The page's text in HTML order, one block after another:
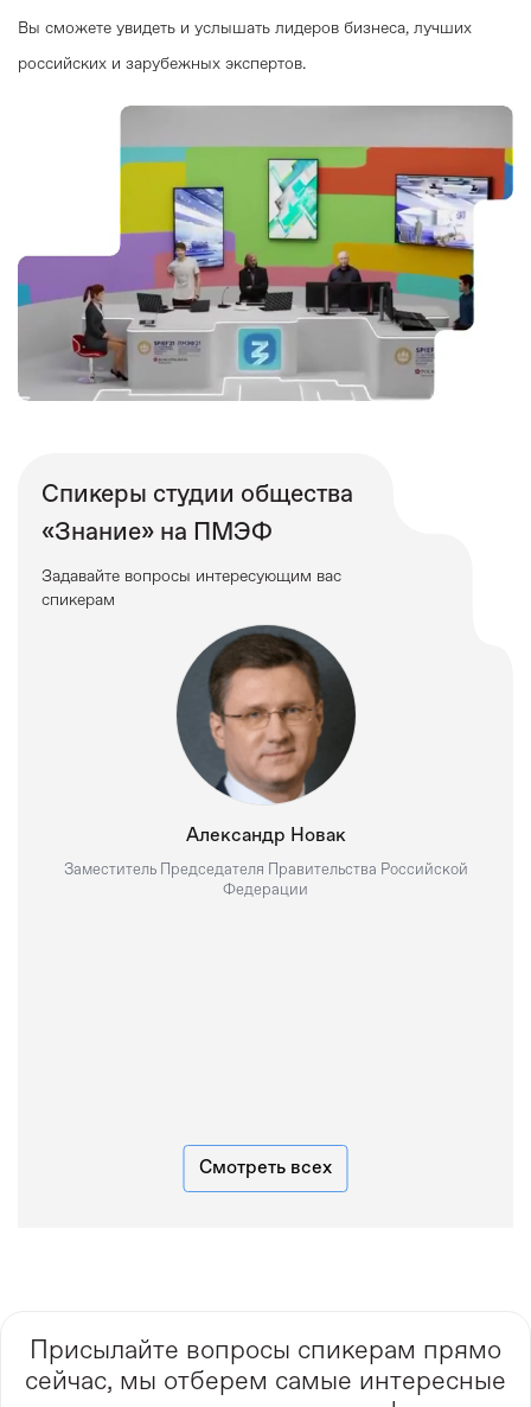
Вы сможете увидеть и услышать лидеров бизнеса, лучших
российских и зарубежных экспертов.
Спикеры студии общества
«Знание» на ПМЭФ
Задавайте вопросы интересующим вас
спикерам
Александр Новак
Заместитель Председателя Правительства Российской
Федерации
Смотреть всех
Присылайте вопросы спикерам прямо
сейчас, мы отберем самые интересные